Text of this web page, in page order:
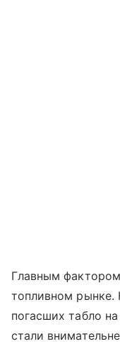
Главным
топливном рынке.
погасших табло
стали